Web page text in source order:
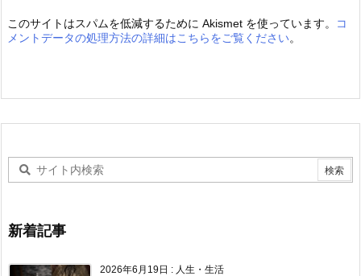
このサイトはスパムを低減するために Akismet を使っています。
コ
メントデータの処理方法の詳細はこちらをご覧ください。
新着記事
2026年6月19日 : 人生・生活